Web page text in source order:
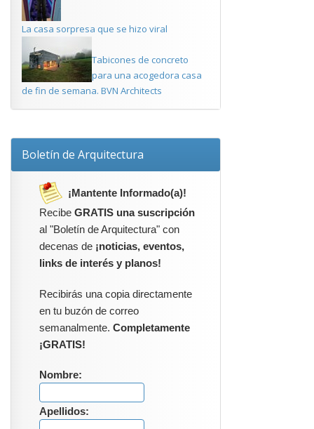
La casa sorpresa que se hizo viral
Tabicones de concreto
para una acogedora casa
de fin de semana. BVN Architects
Boletín de Arquitectura
¡Mantente Informado(a)!
Recibe GRATIS una suscripción
al "Boletín de Arquitectura" con
decenas de ¡noticias, eventos,
links de interés y planos!
Recibirás una copia directamente
en tu buzón de correo
semanalmente. Completamente
¡GRATIS!
Nombre:
Apellidos: